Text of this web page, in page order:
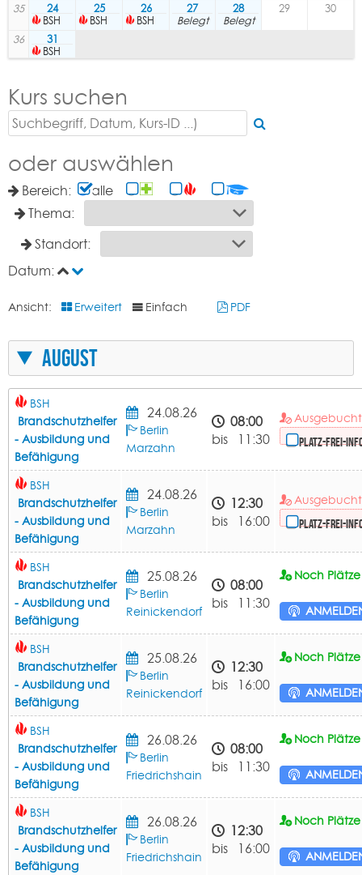
35
24
BSH
25
BSH
26
BSH
27
Belegt
28
Belegt
29 30
36
31
BSH
Kurs suchen
oder auswählen
Bereich:
alle
Thema:
Standort:
Datum:
Ansicht: Erweitert Einfach PDF
August
BSH
Brandschutzhelfer
- Ausbildung und
Befähigung
24.08.26
Berlin
Marzahn
08:00
bis 11:30
Platz-frei-
BSH
Brandschutzhelfer
- Ausbildung und
Befähigung
24.08.26
Berlin
Marzahn
12:30
bis 16:00
Platz-frei-
BSH
Brandschutzhelfer
- Ausbildung und
Befähigung
25.08.26
Berlin
Reinickendorf
08:00
bis 11:30
Noch
BSH
Brandschutzhelfer
- Ausbildung und
Befähigung
25.08.26
Berlin
Reinickendorf
12:30
bis 16:00
Noch
BSH
Brandschutzhelfer
- Ausbildung und
Befähigung
26.08.26
Berlin
Friedrichshain
08:00
bis 11:30
Noch
BSH
Brandschutzhelfer
- Ausbildung und
Befähigung
26.08.26
Berlin
Friedrichshain
12:30
bis 16:00
Noch